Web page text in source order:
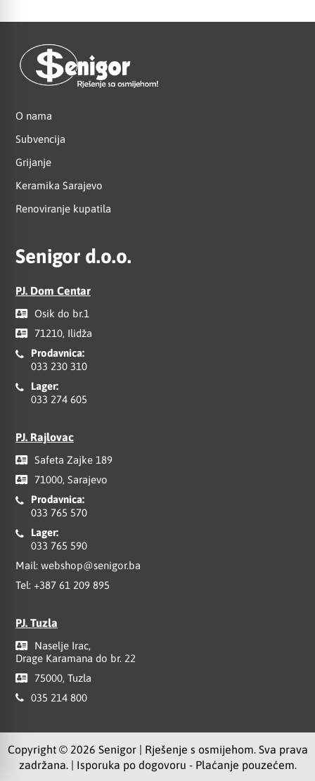
O nama
Subvencija
Grijanje
Keramika Sarajevo
Renoviranje kupatila
Senigor d.o.o.
PJ. Dom Centar
Osik do br.1
71210, Ilidža
Prodavnica:
033 230 310
Lager:
033 274 605
PJ. Rajlovac
Safeta Zajke 189
71000, Sarajevo
Prodavnica:
033 765 570
Lager:
033 765 590
Mail: webshop@senigor.ba
Tel: +387 61 209 895
PJ. Tuzla
Naselje Irac,
Drage Karamana do br. 22
75000, Tuzla
035 214 800
Copyright © 2026 Senigor | Rješenje s osmijehom. Sva prava
zadržana. | Isporuka po dogovoru - Plaćanje pouzećem.